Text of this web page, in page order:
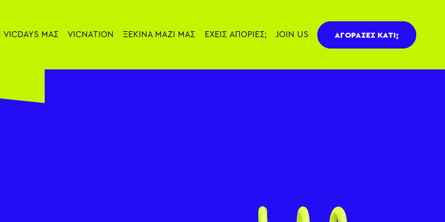
VICDAYS ΜΑΣ VICNATION ΞΕΚΙΝΑΜΑΖΙ ΜΑΣ ΕΧΕΙΣ ΑΠΟΡΙΕΣ; JOIN US ΑΓΟΡΑΣΕΣ ΚΑΤΙ;